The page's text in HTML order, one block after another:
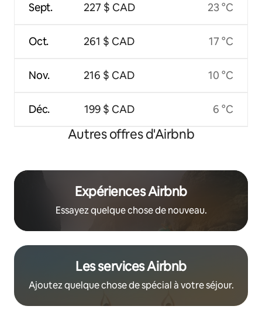
Sept.
Oct.
Nov.
Déc.
227 $ CAD
261 $ CAD
216 $ CAD
199 $ CAD
23 °C
17 °C
10 °C
6 °C
Autres offres d'Airbnb
Expériences Airbnb
Essayez quelque chose de nouveau.
Les services Airbnb
Ajoutez quelque chose de spécial à votre séjour.